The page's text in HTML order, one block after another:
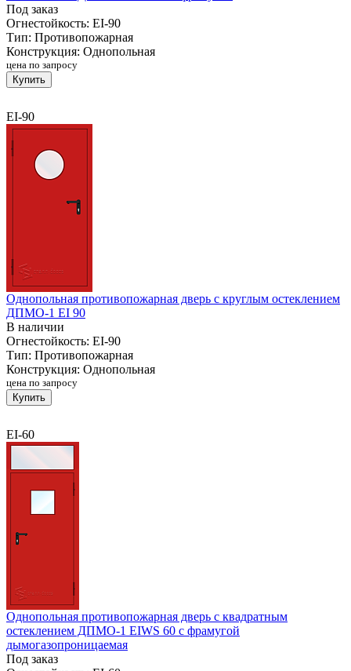
Под заказ
Огнестойкость: EI-90
Тип: Противопожарная
Конструкция: Однопольная
цена по запросу
Купить
EI-90
Однопольная противопожарная дверь с круглым остеклением
ДПМО-1 EI 90
В наличии
Огнестойкость: EI-90
Тип: Противопожарная
Конструкция: Однопольная
цена по запросу
Купить
EI-60
Однопольная противопожарная дверь с квадратным
остеклением ДПМО-1 EIWS 60 с фрамугой
дымогазопроницаемая
Под заказ